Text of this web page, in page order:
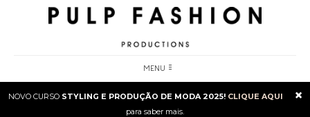
MENU
×
NOVO CURSO STYLING E PRODUÇÃO DE MODA 2025! CLIQUE AQUI
para saber mais.